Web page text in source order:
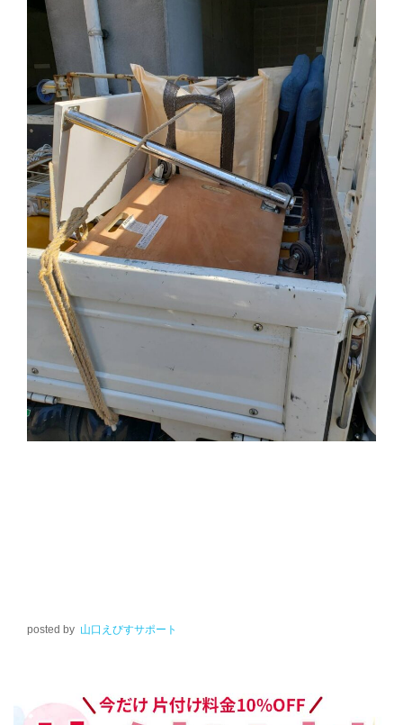
posted by 山口えびすサポート